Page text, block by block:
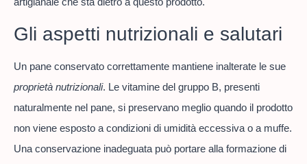
Gli aspetti nutrizionali e salutari
Un pane conservato correttamente mantiene inalterate le sue
proprietà nutrizionali. Le vitamine del gruppo B, presenti
naturalmente nel pane, si preservano meglio quando il prodotto
non viene esposto a condizioni di umidità eccessiva o a muffe.
Una conservazione inadeguata può portare alla formazione di